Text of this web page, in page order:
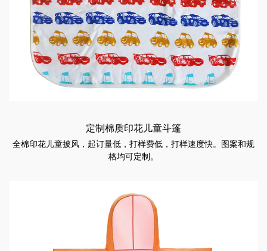
定制棉质印花儿童斗篷
全棉印花儿童披风，起订量低，打样费低，打样速度快。图案和规
格均可定制。